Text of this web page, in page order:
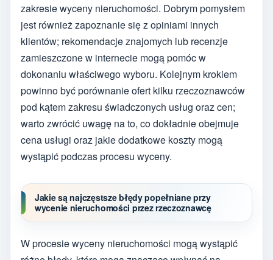
zakresie wyceny nieruchomości. Dobrym pomysłem
jest również zapoznanie się z opiniami innych
klientów; rekomendacje znajomych lub recenzje
zamieszczone w internecie mogą pomóc w
dokonaniu właściwego wyboru. Kolejnym krokiem
powinno być porównanie ofert kilku rzeczoznawców
pod kątem zakresu świadczonych usług oraz cen;
warto zwrócić uwagę na to, co dokładnie obejmuje
cena usługi oraz jakie dodatkowe koszty mogą
wystąpić podczas procesu wyceny.
Jakie są najczęstsze błędy popełniane przy
wycenie nieruchomości przez rzeczoznawcę
W procesie wyceny nieruchomości mogą wystąpić